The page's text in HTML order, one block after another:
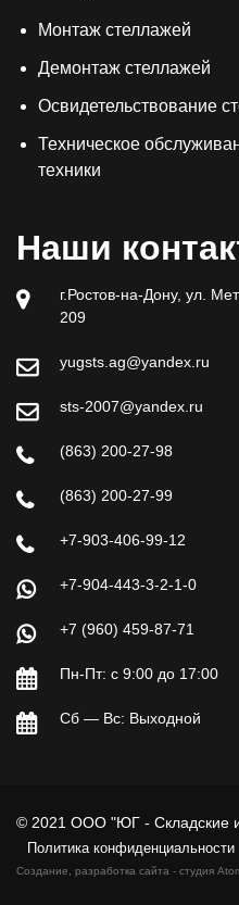
Монтаж стеллажей
Демонтаж стеллажей
Освидетельствование
Техническое
техники
Наши
г.Ростов-на-Дону, ул.
209
yugsts.ag@yandex.ru
sts-2007@yandex.ru
(863) 200-27-98
(863) 200-27-99
+7-903-406-99-12
+7-904-443-3-2-1-0
+7 (960) 459-87-71
Пн-Пт: с 9:00 до 17:00
Сб — Вс: Выходной
© 2021 ООО "ЮГ - Складские
Политика конфиденциальности
Создание, разработка сайта - студия